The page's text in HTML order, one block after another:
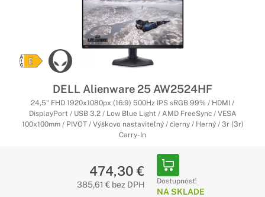
DELL Alienware 25 AW2524HF
24,5" FHD 1920x1080px (16:9) 500Hz IPS sRGB 99% / HDMI /
DisplayPort / USB 3.2 / Low Blue Light / AMD FreeSync / VESA
100x100mm / PIVOT / Výškovo nastaviteľný / čierny / Herný / 3r (3r)
Carry-In
474,30 €
385,61 € bez DPH Dostupnosť:
NA SKLADE